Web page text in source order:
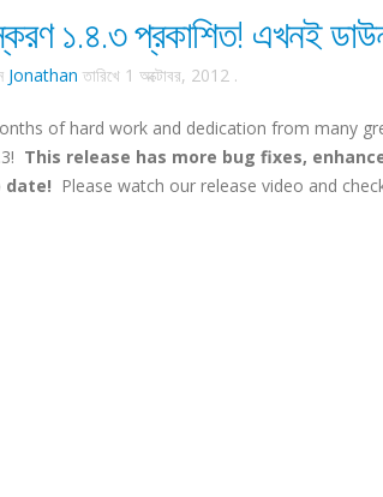
১.৪.৩ প্রকাশিত! এখনই
Jonathan তারিখে 1 অক্টোবর, 2012 .
of hard work and dedication from many
This release has more bug fixes,
date! Please watch our release video and